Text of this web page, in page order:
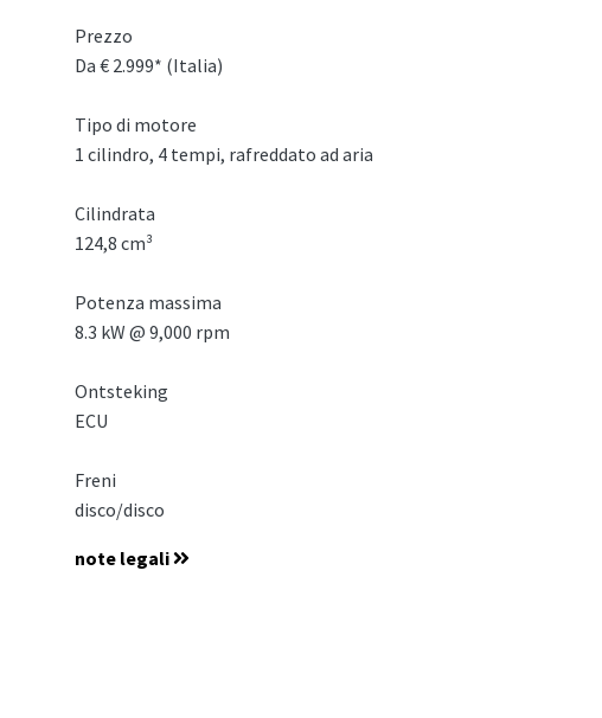
Prezzo
Da € 2.999* (Italia)
Tipo di motore
1 cilindro, 4 tempi, rafreddato ad aria
Cilindrata
124,8 cm³
Potenza massima
8.3 kW @ 9,000 rpm
Ontsteking
ECU
Freni
disco/disco
note legali